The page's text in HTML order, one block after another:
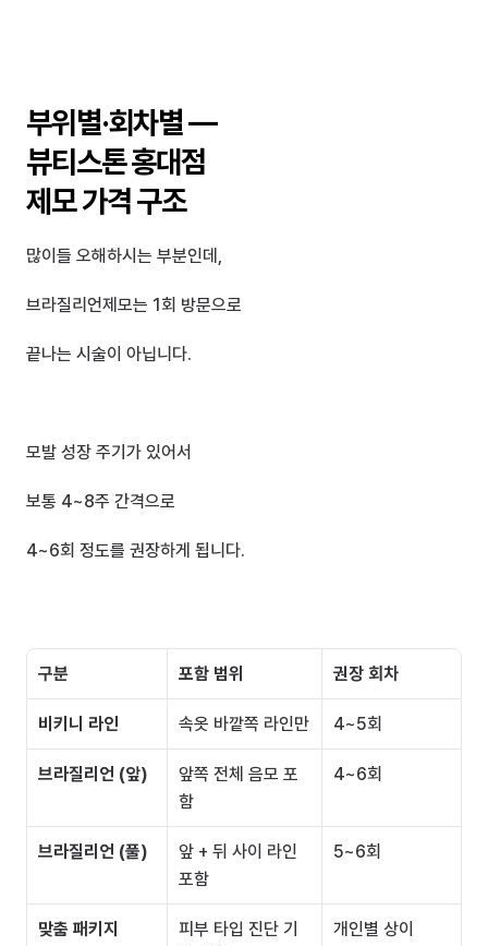
부위별·회차별 —
뷰티스톤 홍대점
제모 가격 구조
많이들 오해하시는 부분인데,
브라질리언제모는 1회 방문으로
끝나는 시술이 아닙니다.
모발 성장 주기가 있어서
보통 4~8주 간격으로
4~6회 정도를 권장하게 됩니다.
구분 포함 범위 권장 회차
비키니 라인 속옷 바깥쪽 라인만 4~5회
브라질리언 (앞)
앞쪽 전체 음모 포
함
4~6회
브라질리언 (풀)
앞 + 뒤 사이 라인
포함
5~6회
맞춤 패키지
피부 타입 진단 기
개인별 상이